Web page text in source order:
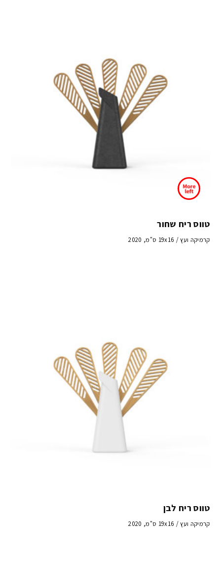
טווס ריח שחור
קרמיקה ועץ / 19x16 ס"מ, 2020
טווס ריח לבן
קרמיקה ועץ / 19x16 ס"מ, 2020